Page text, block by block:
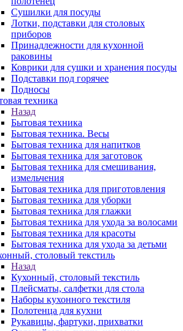
Сушилки для посуды
Лотки, подставки для столовых
приборов
Принадлежности для кухонной
раковины
Коврики для сушки и хранения посуды
Подставки под горячее
Подносы
техника
Назад
Бытовая техника
Бытовая техника. Весы
Бытовая техника для напитков
Бытовая техника для заготовок
Бытовая техника для смешивания,
измельчения
Бытовая техника для приготовления
Бытовая техника для уборки
Бытовая техника для глажки
Бытовая техника для ухода за волосами
Бытовая техника для красоты
Бытовая техника для ухода за детьми
столовый текстиль
Назад
Кухонный, столовый текстиль
Плейсматы, салфетки для стола
Наборы кухонного текстиля
Полотенца для кухни
Рукавицы, фартуки, прихватки